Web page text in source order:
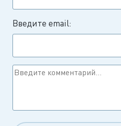
Введите email: